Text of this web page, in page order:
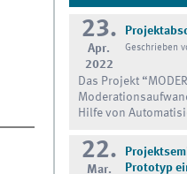
23.
Apr.
2022
Geschrieben
Das Projekt
Hilfe von
22.
Mar.
Prototyp